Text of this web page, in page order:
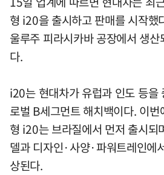
형 i20을 출시하고 판매를 시작
울루주 피라시카바 공장에서 생
다.
i20는 현대차가 유럽과 인도 등을
로벌 B세그먼트 해치백이다. 이
형 i20는 브라질에서 먼저 출시되
델과 디자인·사양·파워트레인에
상된다.